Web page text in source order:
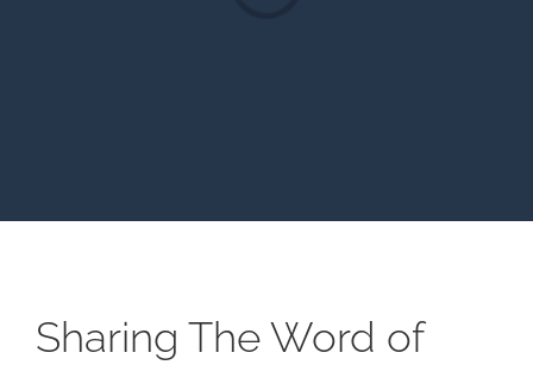
Sharing The Word of